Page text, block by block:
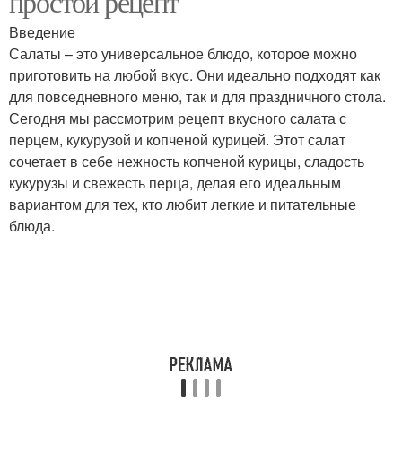
Салат из пекинской
капусты
Капусты с крабовыми
палочками
Рецепт с пекинской
капустой
Палочки с пекинской
капустой
Введение
Салаты – это универсальное блюдо, которое можно
приготовить на любой вкус. Они идеально подходят как
для повседневного меню, так и для праздничного стола.
Сегодня мы рассмотрим рецепт вкусного салата с
перцем, кукурузой и копченой курицей. Этот салат
сочетает в себе нежность копченой курицы, сладость
кукурузы и свежесть перца, делая его идеальным
вариантом для тех, кто любит легкие и питательные
блюда.